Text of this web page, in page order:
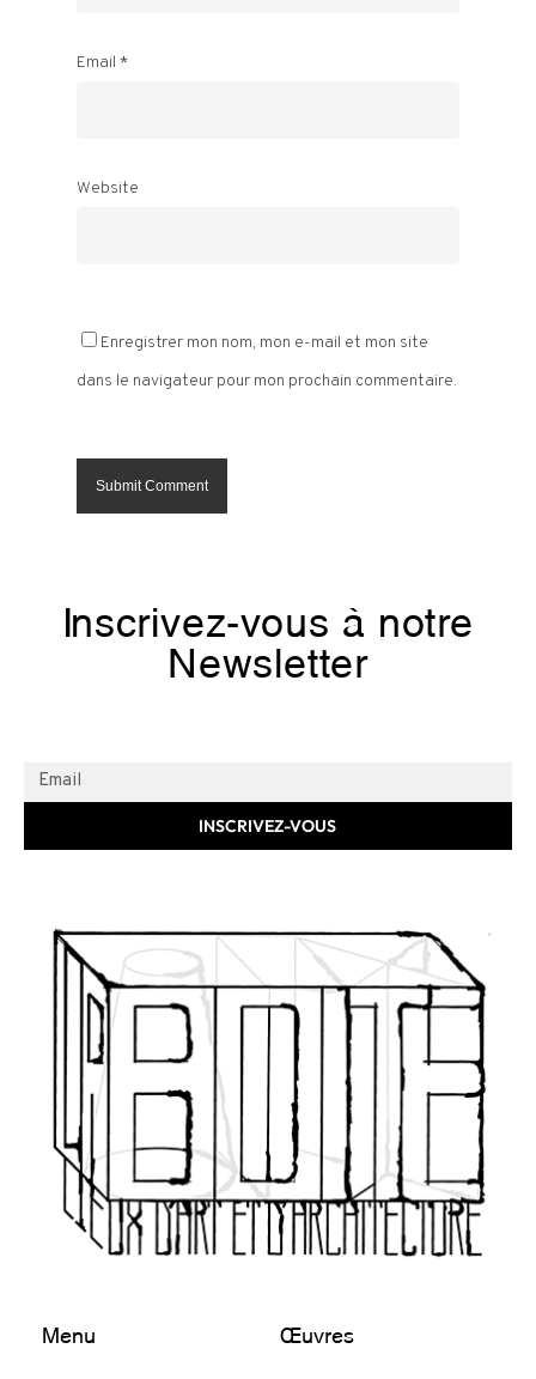
Email *
Website
Enregistrer mon nom, mon e-mail et mon site
dans le navigateur pour mon prochain commentaire.
Inscrivez-vous à notre
Newsletter
INSCRIVEZ-VOUS
Menu Œuvres